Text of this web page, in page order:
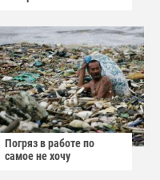
Погряз в работе по
самое не хочу